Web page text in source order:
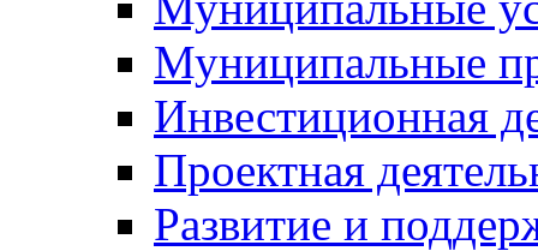
Муниципальные
Инвестиционная
Проектная
Развитие и